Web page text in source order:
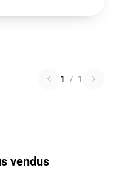
1 / 1
vendus